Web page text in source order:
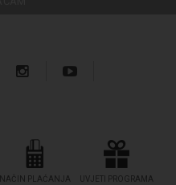
NAČIN PLAĆANJA
UVJETI PROGRAMA